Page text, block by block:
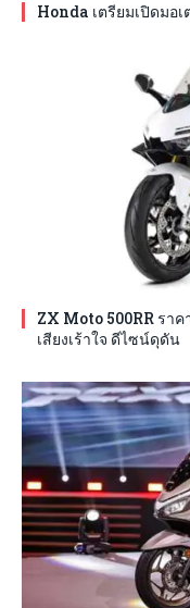
Honda เตรียมเปิดมอ
ZX Moto 500RR ราค
เสียงเร้าใจ ดีไซน์ดุดัน